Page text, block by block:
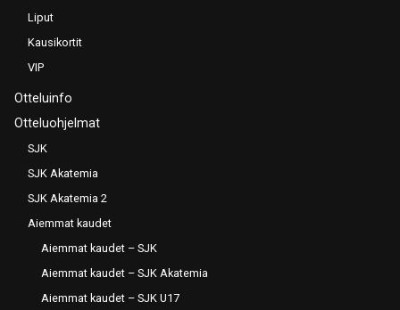
Liput
Kausikortit
VIP
Otteluinfo
Otteluohjelmat
SJK
SJK Akatemia
SJK Akatemia 2
Aiemmat kaudet
Aiemmat kaudet – SJK
Aiemmat kaudet – SJK Akatemia
Aiemmat kaudet – SJK U17